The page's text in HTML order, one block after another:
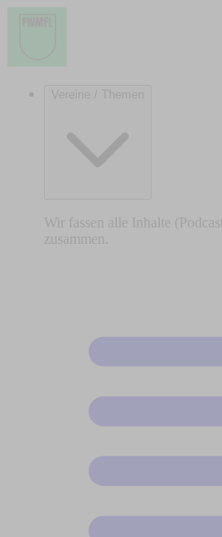
Vereine / Themen
Wir fassen alle Inhalte
zusammen.